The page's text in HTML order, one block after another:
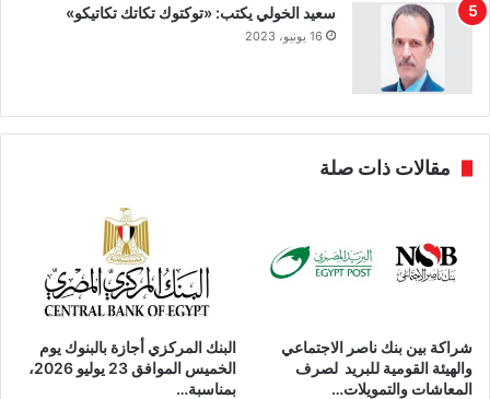
سعيد الخولي يكتب: «توكتوك تكاتك تكاتيكو»
16 يونيو، 2023
مقالات ذات صلة
شراكة بين بنك ناصر الاجتماعي
والهيئة القومية للبريد لصرف
المعاشات والتمويلات…
البنك المركزي أجازة بالبنوك يوم
الخميس الموافق 23 يوليو 2026،
بمناسبة…